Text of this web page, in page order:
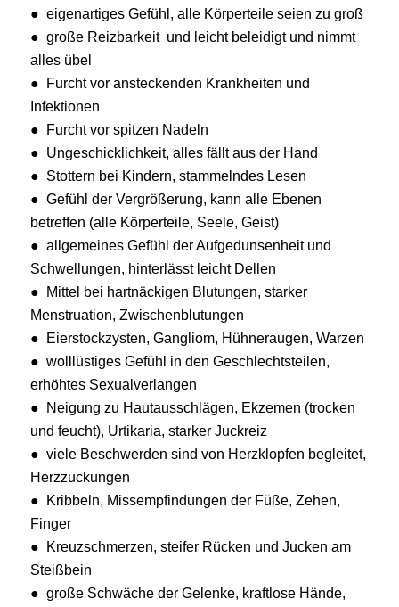
● eigenartiges Gefühl, alle Körperteile seien zu groß
● große Reizbarkeit und leicht beleidigt und nimmt
alles übel
● Furcht vor ansteckenden Krankheiten und
Infektionen
● Furcht vor spitzen Nadeln
● Ungeschicklichkeit, alles fällt aus der Hand
● Stottern bei Kindern, stammelndes Lesen
● Gefühl der Vergrößerung, kann alle Ebenen
betreffen (alle Körperteile, Seele, Geist)
● allgemeines Gefühl der Aufgedunsenheit und
Schwellungen, hinterlässt leicht Dellen
● Mittel bei hartnäckigen Blutungen, starker
Menstruation, Zwischenblutungen
● Eierstockzysten, Gangliom, Hühneraugen, Warzen
● wolllüstiges Gefühl in den Geschlechtsteilen,
erhöhtes Sexualverlangen
● Neigung zu Hautausschlägen, Ekzemen (trocken
und feucht), Urtikaria, starker Juckreiz
● viele Beschwerden sind von Herzklopfen begleitet,
Herzzuckungen
● Kribbeln, Missempfindungen der Füße, Zehen,
Finger
● Kreuzschmerzen, steifer Rücken und Jucken am
Steißbein
● große Schwäche der Gelenke, kraftlose Hände,